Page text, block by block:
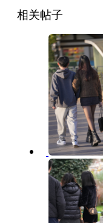
相关帖子